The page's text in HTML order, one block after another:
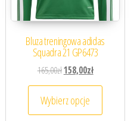
194,00zł.
wynosi: 187,00zł.
ma wiele wariantów. Opcje
Bluza treningowa adidas
Squadra 21 GP6473
165,00złPierwotna cena
158,00złAktualna
Wybierz opcje
Ten